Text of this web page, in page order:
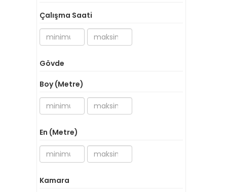
Çalışma Saati
Gövde
Boy (Metre)
En (Metre)
Kamara